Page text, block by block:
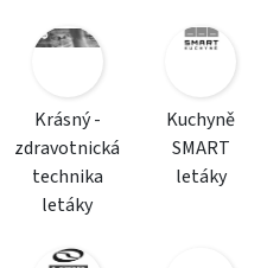
Krásný -
zdravotnická
technika
letáky
Kuchyně
SMART
letáky